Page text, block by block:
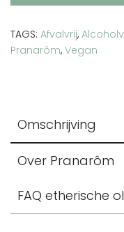
TAGS: Afvalvrij,
Pranarôm, Vegan
Omschrijving
Over Pranarôm
FAQ etherische